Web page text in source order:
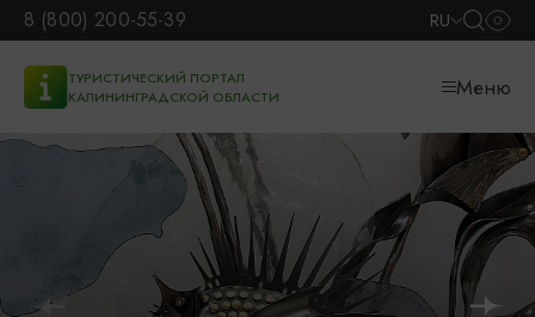
8 (800) 200-55-39 RU
ТУРИСТИЧЕСКИЙ ПОРТАЛ
КАЛИНИНГРАДСКОЙ ОБЛАСТИ
Меню